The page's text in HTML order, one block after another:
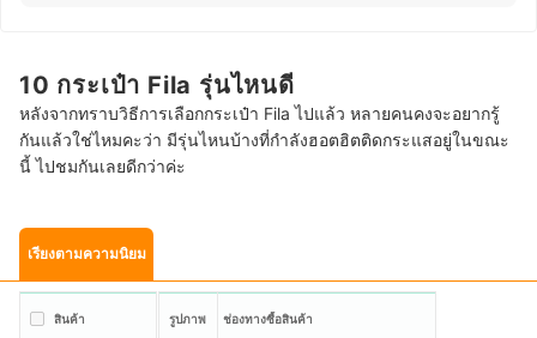
10 กระเป๋า Fila รุ่นไหนดี
หลังจากทราบวิธีการเลือกกระเป๋า Fila ไปแล้ว หลายคนคงจะอยากรู้
กันแล้วใช่ไหมคะว่า มีรุ่นไหนบ้างที่กำลังฮอตฮิตติดกระแสอยู่ในขณะ
นี้ ไปชมกันเลยดีกว่าค่ะ
เรียงตามความนิยม
สินค้า รูปภาพ ช่องทางซื้อสินค้า